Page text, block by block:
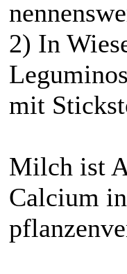
2) In
mit
Milch ist
Calcium